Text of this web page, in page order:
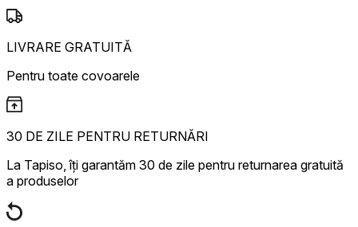
LIVRARE GRATUITĂ
Pentru toate covoarele
30 DE ZILE PENTRU RETURNĂRI
La Tapiso, îți garantăm 30 de zile pentru returnarea gratuită
a produselor